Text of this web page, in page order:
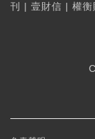
刊
| 壹財信 | 權衡